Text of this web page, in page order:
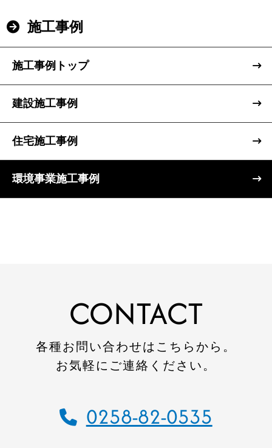
建設
注文住宅
リフォーム
不動産
建設施工事例
住宅施工事例
環境事業施工事例
会社案内
施工事例
施工事例トップ
建設施工事例
住宅施工事例
環境事業施工事例
CONTACT
各種お問い合わせはこちらから。
お気軽にご連絡ください。
0258-82-0535